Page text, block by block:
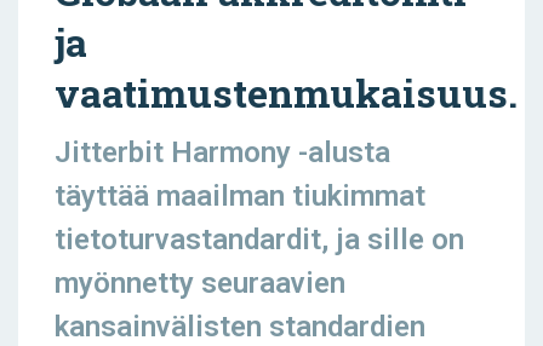
ja
vaatimustenmukaisuus.
Jitterbit Harmony -alusta
täyttää maailman tiukimmat
tietoturvastandardit, ja sille on
myönnetty seuraavien
kansainvälisten standardien